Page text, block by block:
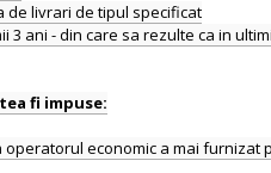
de livrari de tipul specificat
ani - din care sa rezulte ca in